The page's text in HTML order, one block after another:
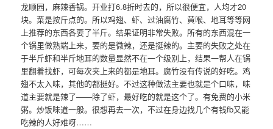
龙顺园，麻辣香锅。开业打6.8折时去的，所以很便宜，人均才20
块。菜是按斤点的。所以鸡翅、虾、过油腐竹、黄喉、地耳等等网
上推荐的东西各要了半斤。结果证明非常失败。所有的东西混在一
个锅里做熟端上来，要的是微辣，还是挺辣的。主要的失败之处在
于半斤虾和半斤地耳的数量显然不在一个级别上，结果一帮人在锅
里翻着找虾，可每次夹上来的都是地耳。腐竹没有传说的好吃。鸡
翅不太入味，其他的都挺好。不过这种做法主要也就是个口味，味
道主要就是辣了――除了虾，最好吃的就是这个了。有免费的小米
粥。炒饭味道一般。很想再去一次，不过在身边找几个有钱fb又能
吃辣的人好难呀……